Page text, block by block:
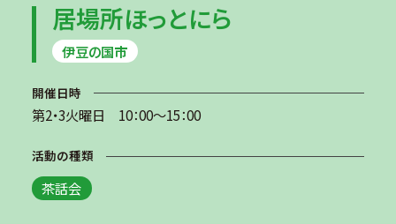
居場所ほっとにら
伊豆の国市
開催日時
第2・3火曜日 10：00～15：00
活動の種類
茶話会